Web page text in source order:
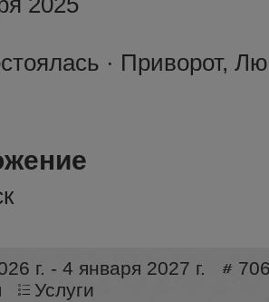
· Приворот,
г. - 4 января 2027 г.
Услуги